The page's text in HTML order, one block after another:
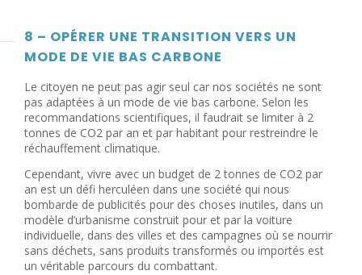
8 – OPÉRER UNE TRANSITION VERS UN
MODE DE VIE BAS CARBONE
Le citoyen ne peut pas agir seul car nos sociétés ne sont
pas adaptées à un mode de vie bas carbone. Selon les
recommandations scientifiques, il faudrait se limiter à 2
tonnes de CO2 par an et par habitant pour restreindre le
réchauffement climatique.
Cependant, vivre avec un budget de 2 tonnes de CO2 par
an est un défi herculéen dans une société qui nous
bombarde de publicités pour des choses inutiles, dans un
modèle d’urbanisme construit pour et par la voiture
individuelle, dans des villes et des campagnes où se nourrir
sans déchets, sans produits transformés ou importés est
un véritable parcours du combattant.